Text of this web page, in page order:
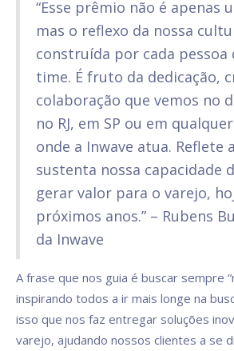
“Esse prêmio não é apenas
mas o reflexo da nossa
construída por cada pessoa
time. É fruto da dedicação,
colaboração que vemos no
no RJ, em SP ou em
onde a Inwave atua. Reflete
sustenta nossa capacidade
gerar valor para o varejo,
próximos anos.” – Rubens
da Inwave
A frase que nos guia é buscar sempre
inspirando todos a ir mais longe na
isso que nos faz entregar soluções
varejo, ajudando nossos clientes a se